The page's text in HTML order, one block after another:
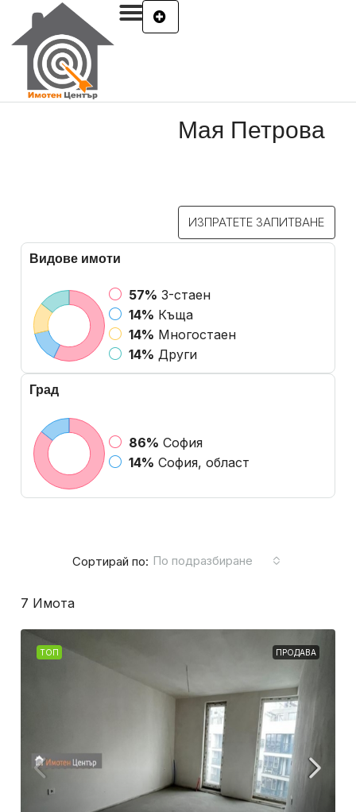
Мая Петрова
ИЗПРАТЕТЕ ЗАПИТВАНЕ
Видове имоти
57% 3-стаен
14% Къща
14% Многостаен
14% Други
Град
86% София
14% София, област
7 Имотa
Сортирай по: По подразбиране
ТОП ПРОДАВА